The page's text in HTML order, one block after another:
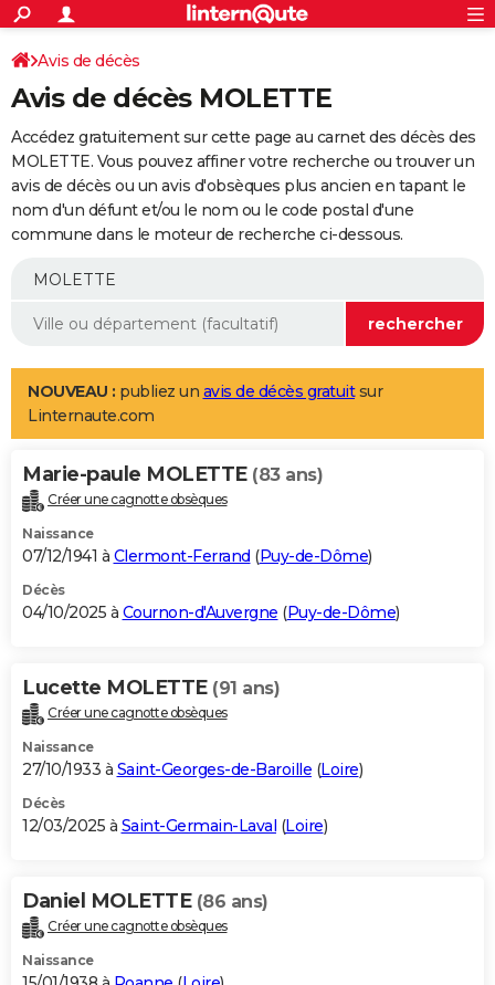
ACTUALITÉS
Politique
Société
Faits Divers
Education
Monde
Villes
+
SPORT
Coupe du monde 2026
Football
Tennis
Cyclisme
Rugby
Forum
Programme TV
TNT
Streaming
Cinéma
Sorties cinéma
Musique
+
FINANCE
Retraite
Epargne
Immobilier
Risques naturels par ville
Banque
Assurance
AUTO
Essais
Réserver un essai
Citadines
Berlines
SUV
Forum auto
+
Mobiles
Meilleur smartphone
Internet
Ordinateurs
Jeux vidéo
Guide high-tech
Aménagement intérieur
LIFESTYLE
Art de vivre
Bien-être
Loisirs
Mode
Modes de vie
Alimentation
Guide de la santé
Maladies
Médicaments
Sommeil
VOYAGE
Destinations
City break
Voyage nature
Voyage de noces
Forum
Climat
+PHOTO
GUIDES D'ACHAT
BONS PLANS
Carte de Noël
Carte Bonne année
Carte Saint-Valentin
Carte Pâques
Carte d'anniversaire
DICTIONNAIRE
Dictionnaire
Biographies
Citations
Expressions
Proverbes
PROGRAMME TV
S'inscrire
Se connecter
Lycées
Collèges
Primaires
Universités
Entreprises
Service militaire
Avis de recherche
AVIS DE DÉCÈS
Bricolage
Lifestyle
Culture
Sport
Auto
Television
Voyage
Cinema
Avis de décès
Avis de décès MOLETTE
Accédez gratuitement sur cette page au carnet des décès des
MOLETTE. Vous pouvez affiner votre recherche ou trouver un
avis de décès ou un avis d'obsèques plus ancien en tapant le
nom d'un défunt et/ou le nom ou le code postal d'une
commune dans le moteur de recherche ci-dessous.
NOUVEAU : publiez un avis de décès gratuitsur
Linternaute.com
Marie-paule MOLETTE (83 ans)
Créer une cagnotte obsèques
Naissance
07/12/1941 à Clermont-Ferrand (Puy-de-Dôme)
Décès
04/10/2025 à Cournon-d'Auvergne (Puy-de-Dôme)
Lucette MOLETTE (91 ans)
Créer une cagnotte obsèques
Naissance
27/10/1933 à Saint-Georges-de-Baroille (Loire)
Décès
12/03/2025 à Saint-Germain-Laval (Loire)
Daniel MOLETTE (86 ans)
Créer une cagnotte obsèques
Naissance